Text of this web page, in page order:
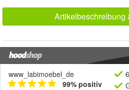
Artikelbeschreibung
www_labimoebel_de
99% positiv